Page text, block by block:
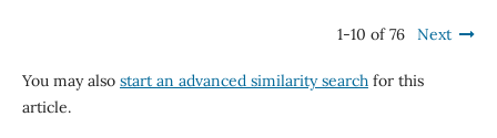
1-10 of 76 Next
You may also start an advanced similarity searchfor this
article.